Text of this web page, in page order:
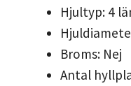
Hjultyp: 4
Broms: Nej
Antal